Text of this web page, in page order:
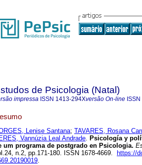
de Psicologia (Natal)
impressa ISSN 1413-294Xversão On-line ISSN
Lenise Santana; TAVARES, Rosana
Vannúzia Leal Andrade. Psicología y
um programa de postgrado en Psicologia.
n.2, pp.171-180. ISSN 1678-4669.
https://
.